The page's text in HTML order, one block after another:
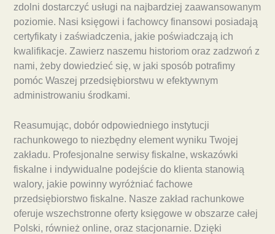
zdolni dostarczyć usługi na najbardziej zaawansowanym
poziomie. Nasi księgowi i fachowcy finansowi posiadają
certyfikaty i zaświadczenia, jakie poświadczają ich
kwalifikacje. Zawierz naszemu historiom oraz zadzwoń z
nami, żeby dowiedzieć się, w jaki sposób potrafimy
pomóc Waszej przedsiębiorstwu w efektywnym
administrowaniu środkami.
Reasumując, dobór odpowiedniego instytucji
rachunkowego to niezbędny element wyniku Twojej
zakładu. Profesjonalne serwisy fiskalne, wskazówki
fiskalne i indywidualne podejście do klienta stanowią
walory, jakie powinny wyróżniać fachowe
przedsiębiorstwo fiskalne. Nasze zakład rachunkowe
oferuje wszechstronne oferty księgowe w obszarze całej
Polski, również online, oraz stacjonarnie. Dzięki